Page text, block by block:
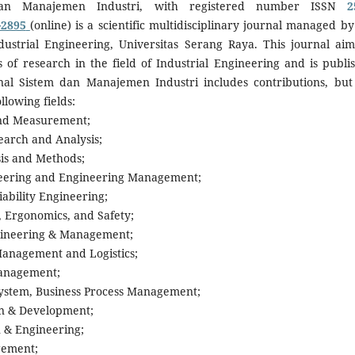
Manajemen Industri, with registered number ISSN
(online) is a scientific multidisciplinary journal managed
Engineering, Universitas Serang Raya. This journal
of research in the field of Industrial Engineering and is
Sistem dan Manajemen Industri includes contributions,
fields:
Measurement;
and Analysis;
and Methods;
and Engineering Management;
Engineering;
Ergonomics, and Safety;
& Management;
and Logistics;
Business Process Management;
& Development;
& Engineering;